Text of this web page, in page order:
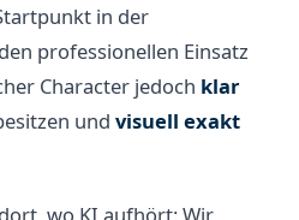
in der
professionellen Einsatz
Character jedoch klar
und visuell exakt